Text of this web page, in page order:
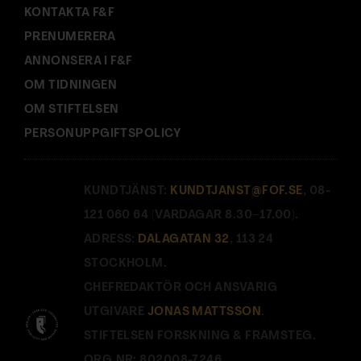
KONTAKTA F&F
PRENUMERERA
ANNONSERA I F&F
OM TIDNINGEN
OM STIFTELSEN
PERSONUPPGIFTSPOLICY
KUNDTJÄNST: KUNDTJANST@FOF.SE , 08-
121 060 64 (VARDAGAR 8.30–17.00).
ADRESS: DALAGATAN 32 , 113 24
STOCKHOLM.
CHEFREDAKTÖR OCH ANSVARIG
UTGIVARE JONAS MATTSSON.
STIFTELSEN FORSKNING & FRAMSTEG.